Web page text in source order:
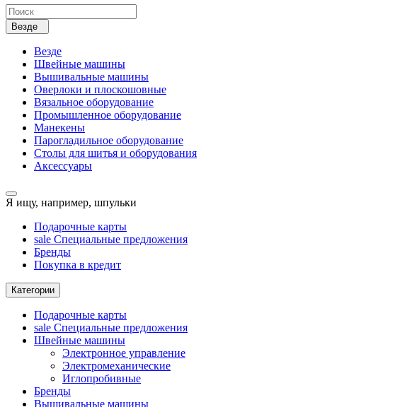
Везде
Везде
Швейные машины
Вышивальные машины
Оверлоки и плоскошовные
Вязальное оборудование
Промышленное оборудование
Манекены
Парогладильное оборудование
Столы для шитья и оборудования
Аксессуары
Я ищу, например, шпульки
Подарочные карты
sale Специальные предложения
Бренды
Покупка в кредит
Категории
Подарочные карты
sale Специальные предложения
Швейные машины
Электронное управление
Электромеханические
Иглопробивные
Бренды
Вышивальные машины